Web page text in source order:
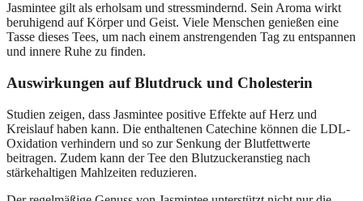
Jasmintee gilt als erholsam und stressmindernd. Sein Aroma wirkt
beruhigend auf Körper und Geist. Viele Menschen genießen eine
Tasse dieses Tees, um nach einem anstrengenden Tag zu entspannen
und innere Ruhe zu finden.
Auswirkungen auf Blutdruck und Cholesterin
Studien zeigen, dass Jasmintee positive Effekte auf Herz und
Kreislauf haben kann. Die enthaltenen Catechine können die LDL-
Oxidation verhindern und so zur Senkung der Blutfettwerte
beitragen. Zudem kann der Tee den Blutzuckeranstieg nach
stärkehaltigen Mahlzeiten reduzieren.